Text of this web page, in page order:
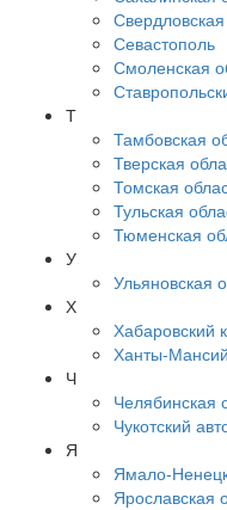
Севастополь
Смоленская
Т
Тамбовская
Тверская
Томская
Тульская
Тюменская
У
Ульяновская
Х
Хабаровский
Ханты-
Ч
Челябинская
Чукотский
Я
Ямало-
Ярославская